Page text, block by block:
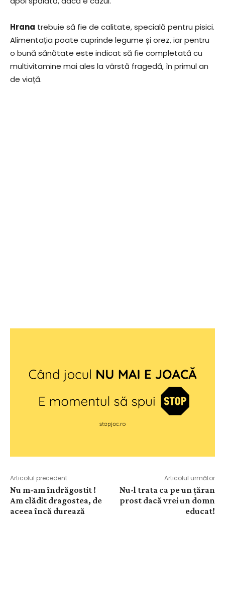
Hrana trebuie să fie de calitate, specială pentru pisici.
Alimentația poate cuprinde legume și orez, iar pentru
o bună sănătate este indicat să fie completată cu
multivitamine mai ales la vârstă fragedă, în primul an
de viață.
Articolul precedent
Nu m-am îndrăgostit !
Am clădit dragostea, de
aceea încă durează
Articolul următor
Nu-l trata ca pe un țăran
prost dacă vrei un domn
educat!